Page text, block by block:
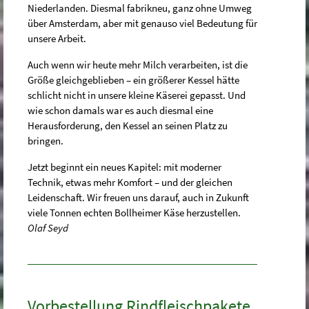
Niederlanden. Diesmal fabrikneu, ganz ohne Umweg
über Amsterdam, aber mit genauso viel Bedeutung für
unsere Arbeit.
Auch wenn wir heute mehr Milch verarbeiten, ist die
Größe gleichgeblieben – ein größerer Kessel hätte
schlicht nicht in unsere kleine Käserei gepasst. Und
wie schon damals war es auch diesmal eine
Herausforderung, den Kessel an seinen Platz zu
bringen.
Jetzt beginnt ein neues Kapitel: mit moderner
Technik, etwas mehr Komfort – und der gleichen
Leidenschaft. Wir freuen uns darauf, auch in Zukunft
viele Tonnen echten Bollheimer Käse herzustellen.
Olaf Seyd